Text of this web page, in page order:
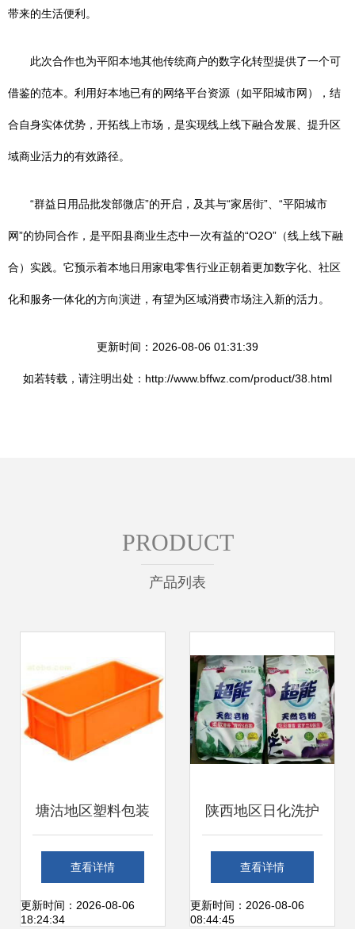
带来的生活便利。
此次合作也为平阳本地其他传统商户的数字化转型提供了一个可
借鉴的范本。利用好本地已有的网络平台资源（如平阳城市网），结
合自身实体优势，开拓线上市场，是实现线上线下融合发展、提升区
域商业活力的有效路径。
“群益日用品批发部微店”的开启，及其与“家居街”、“平阳城市
网”的协同合作，是平阳县商业生态中一次有益的“O2O”（线上线下融
合）实践。它预示着本地日用家电零售行业正朝着更加数字化、社区
化和服务一体化的方向演进，有望为区域消费市场注入新的活力。
更新时间：2026-08-06 01:31:39
如若转载，请注明出处：http://www.bffwz.com/product/38.html
PRODUCT
产品列表
塘沽地区塑料包装
用品选购与日用家
电零售指南 价格、
查看详情
更新时间：2026-08-06
18:24:34
陕西地区日化洗护
用品进货指南 厂家
直销与低价批发策
查看详情
更新时间：2026-08-06
08:44:45